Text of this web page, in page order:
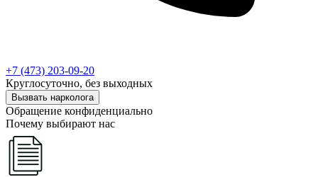
+7 (473) 203-09-20
Круглосуточно, без выходных
Вызвать нарколога
Обращение конфиденциально
Почему выбирают нас